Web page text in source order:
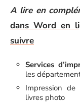
A lire en
dans Word en
suivre
Services
les
Impression de
livres photo